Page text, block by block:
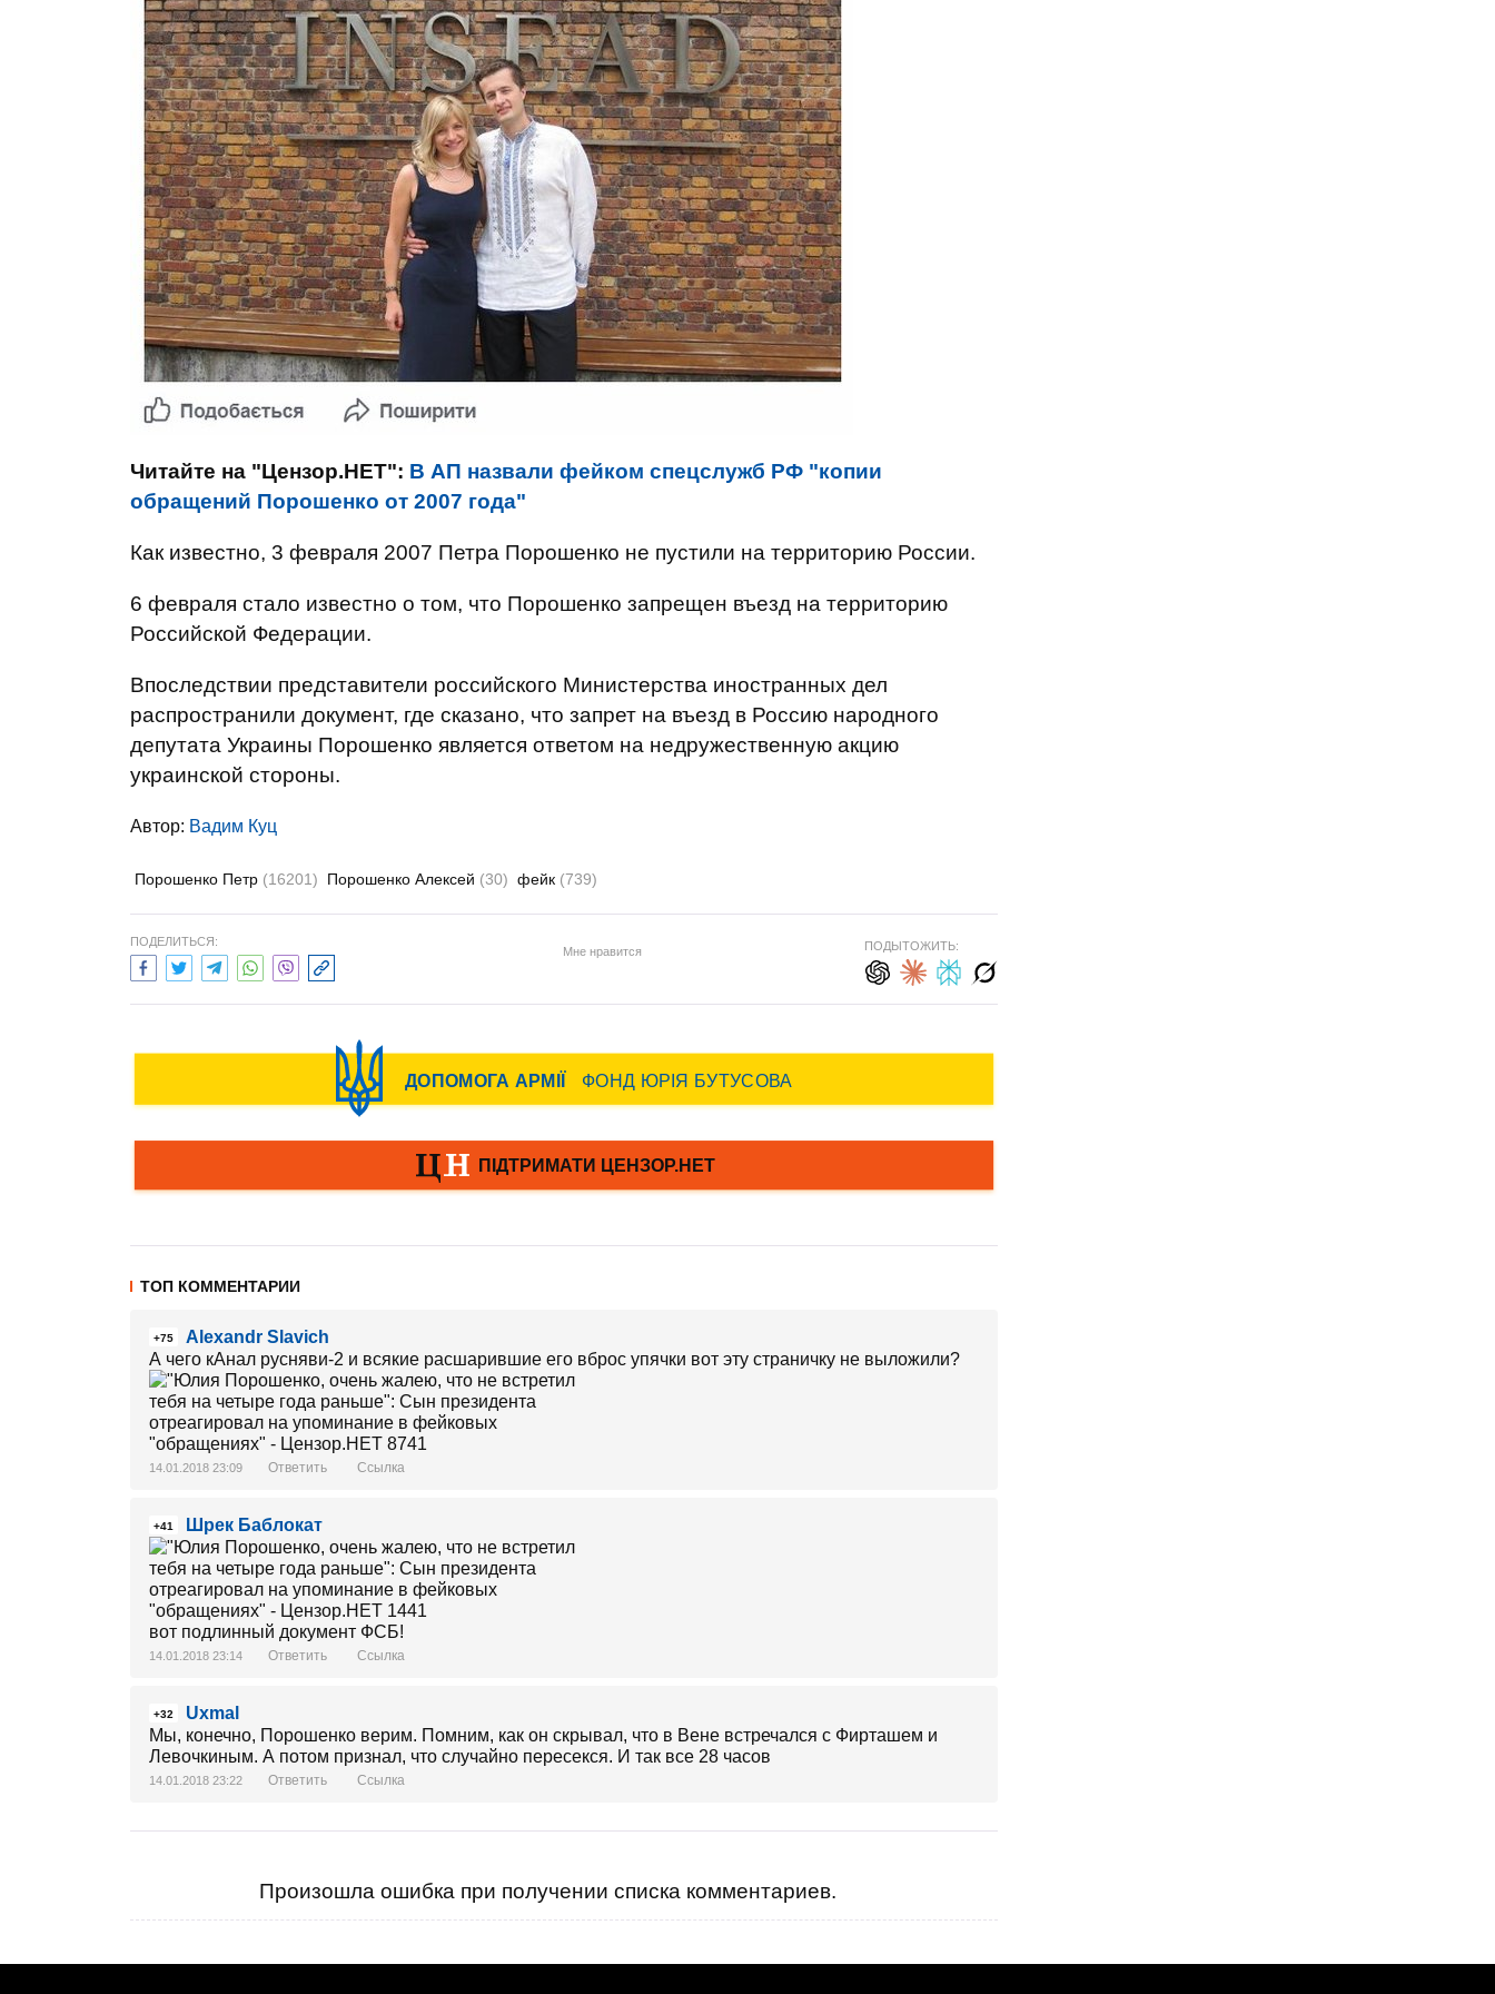
Читайте на "Цензор.НЕТ": В АП назвали фейком спецслужб РФ "копии
обращений Порошенко от 2007 года"
Как известно, 3 февраля 2007 Петра Порошенко не пустили на территорию России.
6 февраля стало известно о том, что Порошенко запрещен въезд на территорию
Российской Федерации.
Впоследствии представители российского Министерства иностранных дел
распространили документ, где сказано, что запрет на въезд в Россию народного
депутата Украины Порошенко является ответом на недружественную акцию
украинской стороны.
Автор: Вадим Куц
Порошенко Петр (16201) Порошенко Алексей (30) фейк (739)
ПОДЕЛИТЬСЯ:
Мне нравится ПОДЫТОЖИТЬ:
ТОП КОММЕНТАРИИ
+75
Alexandr Slavich
А чего кАнал русняви-2 и всякие расшарившие его вброс упячки вот эту страничку не выложили?
14.01.2018 23:09 Ответить Ссылка
+41 Шрек Баблокат
вот подлинный документ ФСБ!
14.01.2018 23:14 Ответить Ссылка
+32
Uxmal
Мы, конечно, Порошенко верим. Помним, как он скрывал, что в Вене встречался с Фирташем и
Левочкиным. А потом признал, что случайно пересекся. И так все 28 часов
14.01.2018 23:22 Ответить Ссылка
Произошла ошибка при получении списка комментариев.